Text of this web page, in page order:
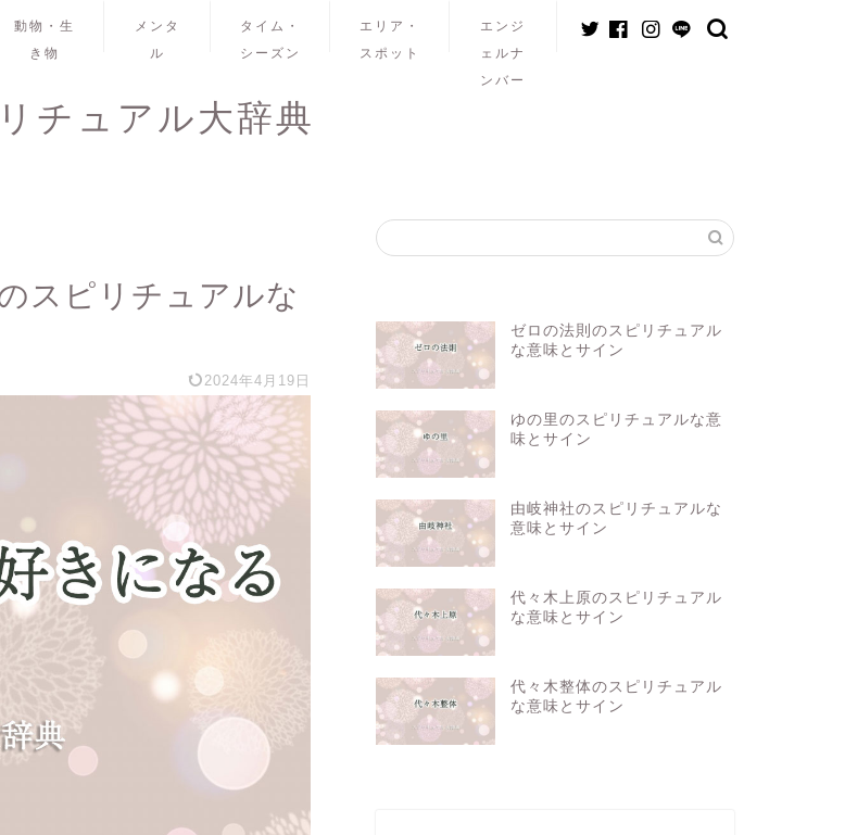
動物・生
き物
メンタ
ル
タイム・
シーズン
エリア・
スポット
エンジ
ェルナ
ンバー
チュアル大辞典
スピリチュアルな
2024年4月19日
ゼロの法則のスピリチュアル
な意味とサイン
ゆの里のスピリチュアルな意
味とサイン
由岐神社のスピリチュアルな
意味とサイン
代々木上原のスピリチュアル
な意味とサイン
代々木整体のスピリチュアル
な意味とサイン